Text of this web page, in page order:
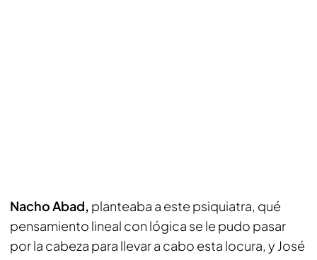
Nacho Abad, planteaba a este psiquiatra, qué
pensamiento lineal con lógica se le pudo pasar
por la cabeza para llevar a cabo esta locura, y José